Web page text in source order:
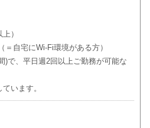
）
＝自宅にWi-Fi環境がある方）
)で、平日週2回以上ご勤務が可能な
います。